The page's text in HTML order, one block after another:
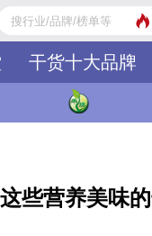
干货十大品牌
些营养美味